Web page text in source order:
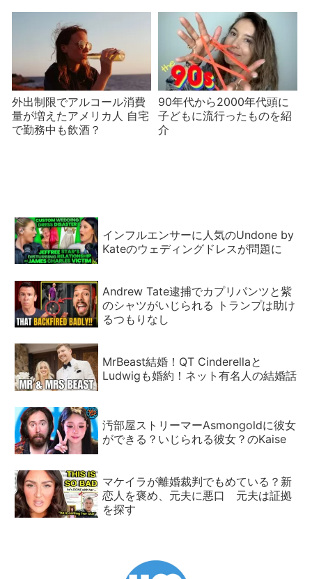
外出制限でアルコール消費
量が増えたアメリカ人 自宅
で勤務中も飲酒？
90年代から2000年代頭に
子どもに流行ったものを紹
介
インフルエンサーに人気のUndone by
Kateのウェディングドレスが問題に
Andrew Tate逮捕でカプリパンツと紫
のシャツがいじられる トランプは助け
るつもりなし
MrBeast結婚！QT Cinderellaと
Ludwigも婚約！ネット有名人の結婚話
汚部屋ストリーマーAsmongoldに彼女
ができる？いじられる彼女？のKaise
マケイラが離婚裁判でもめている？新
恋人を褒め、元夫に悪口 元夫は証拠
を探す